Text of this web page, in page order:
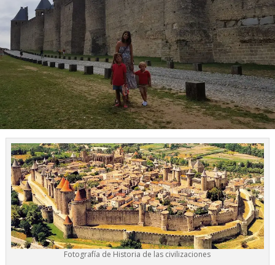
Fotografía de Historia de las civilizaciones